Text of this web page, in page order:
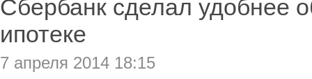
Сбербанк сделал удобнее
ипотеке
7 апреля 2014 18:15